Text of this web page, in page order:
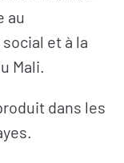
au
et à la
Mali.
dans les